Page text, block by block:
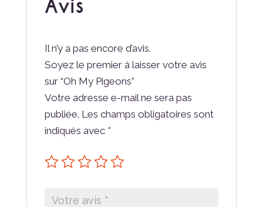
Avis
Il n’y a pas encore d’avis.
Soyez le premier à laisser votre avis
sur “Oh My Pigeons”
Votre adresse e-mail ne sera pas
publiée. Les champs obligatoires sont
indiqués avec *